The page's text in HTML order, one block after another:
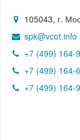
105043, г.
spk@vcot.info
+7 (499) 164-
+7 (499) 164-
+7 (499) 164-